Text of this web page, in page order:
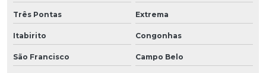
Três Pontas Extrema
Itabirito Congonhas
São Francisco Campo Belo